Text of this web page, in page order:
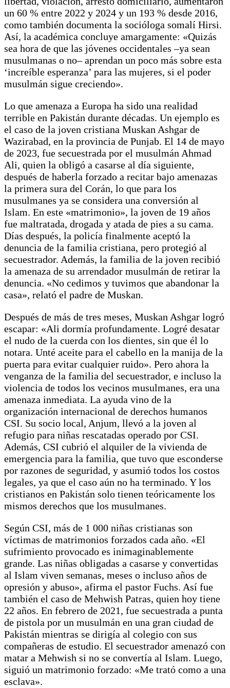
un 60 % entre 2022 y 2024 y un 193 % desde 2016,
como también documenta la socióloga somalí Hirsi.
Así, la académica concluye amargamente: «Quizás
sea hora de que las jóvenes occidentales –ya sean
musulmanas o no– aprendan un poco más sobre esta
‘increíble esperanza’ para las mujeres, si el poder
musulmán sigue creciendo».
Lo que amenaza a Europa ha sido una realidad
terrible en Pakistán durante décadas. Un ejemplo es
el caso de la joven cristiana Muskan Ashgar de
Wazirabad, en la provincia de Punjab. El 14 de mayo
de 2023, fue secuestrada por el musulmán Ahmad
Ali, quien la obligó a casarse al día siguiente,
después de haberla forzado a recitar bajo amenazas
la primera sura del Corán, lo que para los
musulmanes ya se considera una conversión al
Islam. En este «matrimonio», la joven de 19 años
fue maltratada, drogada y atada de pies a su cama.
Días después, la policía finalmente aceptó la
denuncia de la familia cristiana, pero protegió al
secuestrador. Además, la familia de la joven recibió
la amenaza de su arrendador musulmán de retirar la
denuncia. «No cedimos y tuvimos que abandonar la
casa», relató el padre de Muskan.
Después de más de tres meses, Muskan Ashgar logró
escapar: «Ali dormía profundamente. Logré desatar
el nudo de la cuerda con los dientes, sin que él lo
notara. Unté aceite para el cabello en la manija de la
puerta para evitar cualquier ruido». Pero ahora la
venganza de la familia del secuestrador, e incluso la
violencia de todos los vecinos musulmanes, era una
amenaza inmediata. La ayuda vino de la
organización internacional de derechos humanos
CSI. Su socio local, Anjum, llevó a la joven al
refugio para niñas rescatadas operado por CSI.
Además, CSI cubrió el alquiler de la vivienda de
emergencia para la familia, que tuvo que esconderse
por razones de seguridad, y asumió todos los costos
legales, ya que el caso aún no ha terminado. Y los
cristianos en Pakistán solo tienen teóricamente los
mismos derechos que los musulmanes.
Según CSI, más de 1 000 niñas cristianas son
víctimas de matrimonios forzados cada año. «El
sufrimiento provocado es inimaginablemente
grande. Las niñas obligadas a casarse y convertidas
al Islam viven semanas, meses o incluso años de
opresión y abuso», afirma el pastor Fuchs. Así fue
también el caso de Mehwish Patras, quien hoy tiene
22 años. En febrero de 2021, fue secuestrada a punta
de pistola por un musulmán en una gran ciudad de
Pakistán mientras se dirigía al colegio con sus
compañeras de estudio. El secuestrador amenazó con
matar a Mehwish si no se convertía al Islam. Luego,
siguió un matrimonio forzado: «Me trató como a una
esclava».